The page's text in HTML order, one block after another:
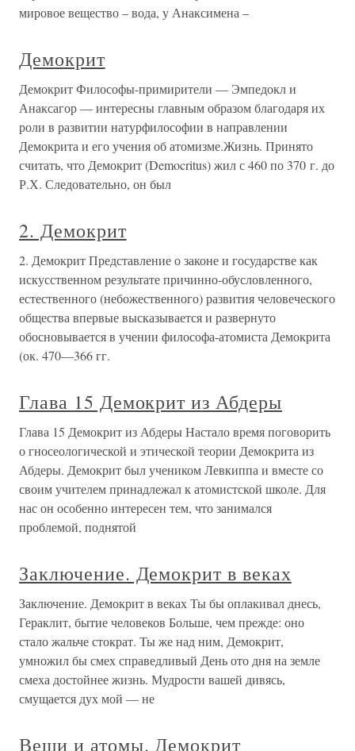
мировое вещество – вода, у Анаксимена –
Демокрит
Демокрит Философы-примирители — Эмпедокл и
Анаксагор — интересны главным образом благодаря их
роли в развитии натурфилософии в направлении
Демокрита и его учения об атомизме.Жизнь. Принято
считать, что Демокрит (Democritus) жил с 460 по 370 г. до
Р.Х. Следовательно, он был
2. Демокрит
2. Демокрит Представление о законе и государстве как
искусственном результате причинно-обусловленного,
естественного (небожественного) развития человеческого
общества впервые высказывается и развернуто
обосновывается в учении философа-атомиста Демокрита
(ок. 470—366 гг.
Глава 15 Демокрит из Абдеры
Глава 15 Демокрит из Абдеры Настало время поговорить
о гносеологической и этической теории Демокрита из
Абдеры. Демокрит был учеником Левкиппа и вместе со
своим учителем принадлежал к атомистской школе. Для
нас он особенно интересен тем, что занимался
проблемой, поднятой
Заключение. Демокрит в веках
Заключение. Демокрит в веках Ты бы оплакивал днесь,
Гераклит, бытие человеков Больше, чем прежде: оно
стало жальче стократ. Ты же над ним, Демокрит,
умножил бы смех справедливый День ото дня на земле
смеха достойнее жизнь. Мудрости вашей дивясь,
смущается дух мой — не
Вещи и атомы. Демокрит